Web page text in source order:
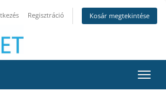
Regisztráció Kosár megtekintése
a